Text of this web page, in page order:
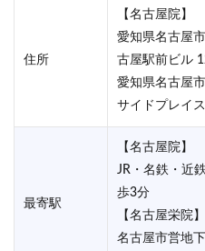
住所
【名古屋院】
愛知県名古屋
古屋駅前ビル
愛知県名古屋
サイドプレイ
最寄駅
【名古屋院】
JR・名鉄・近
歩3分
【名古屋栄院】
名古屋市営地